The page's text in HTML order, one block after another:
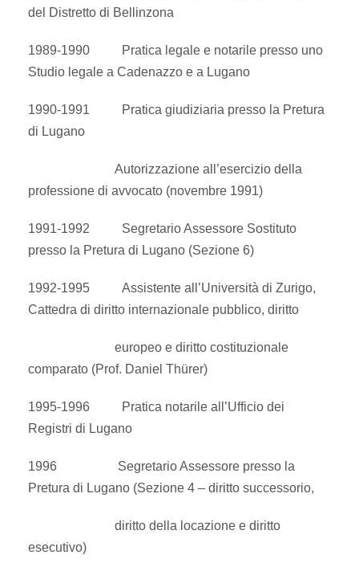
del Distretto di Bellinzona
1989-1990 Pratica legale e notarile presso uno
Studio legale a Cadenazzo e a Lugano
1990-1991 Pratica giudiziaria presso la Pretura
di Lugano
Autorizzazione all’esercizio della
professione di avvocato (novembre 1991)
1991-1992 Segretario Assessore Sostituto
presso la Pretura di Lugano (Sezione 6)
1992-1995 Assistente all’Università di Zurigo,
Cattedra di diritto internazionale pubblico, diritto
europeo e diritto costituzionale
comparato (Prof. Daniel Thürer)
1995-1996 Pratica notarile all’Ufficio dei
Registri di Lugano
1996 Segretario Assessore presso la
Pretura di Lugano (Sezione 4 – diritto successorio,
diritto della locazione e diritto
esecutivo)